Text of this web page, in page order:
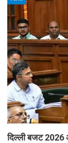
दिल्ली बजट 2026